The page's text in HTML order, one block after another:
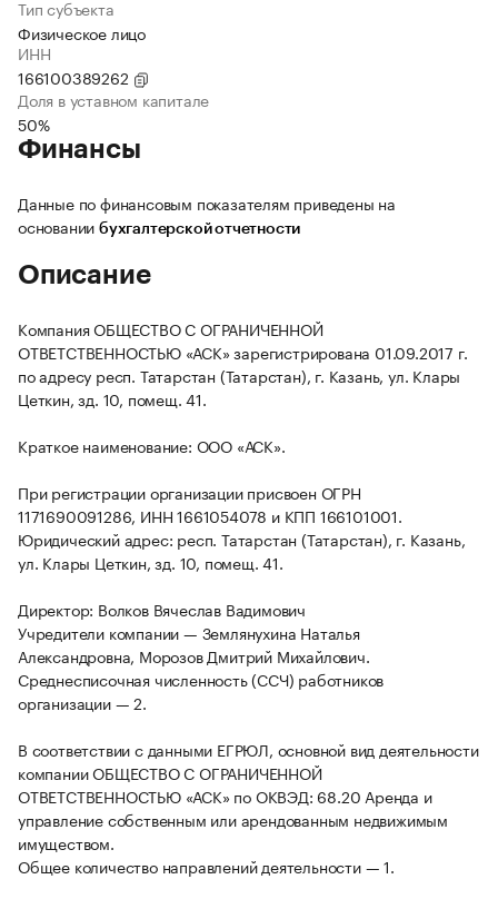
Тип субъекта
Физическое лицо
ИНН
166100389262
Доля в уставном капитале
50%
Финансы
Данные по финансовым показателям приведены на
основании бухгалтерской отчетности
Описание
Компания ОБЩЕСТВО С ОГРАНИЧЕННОЙ
ОТВЕТСТВЕННОСТЬЮ «АСК» зарегистрирована 01.09.2017 г.
по адресу респ. Татарстан (Татарстан), г. Казань, ул. Клары
Цеткин, зд. 10, помещ. 41.
Краткое наименование: ООО «АСК».
При регистрации организации присвоен ОГРН
1171690091286, ИНН 1661054078 и КПП 166101001.
Юридический адрес: респ. Татарстан (Татарстан), г. Казань,
ул. Клары Цеткин, зд. 10, помещ. 41.
Директор: Волков Вячеслав Вадимович
Учредители компании — Землянухина Наталья
Александровна, Морозов Дмитрий Михайлович.
Среднесписочная численность (ССЧ) работников
организации — 2.
В соответствии с данными ЕГРЮЛ, основной вид деятельности
компании ОБЩЕСТВО С ОГРАНИЧЕННОЙ
ОТВЕТСТВЕННОСТЬЮ «АСК» по ОКВЭД: 68.20 Аренда и
управление собственным или арендованным недвижимым
имуществом.
Общее количество направлений деятельности — 1.